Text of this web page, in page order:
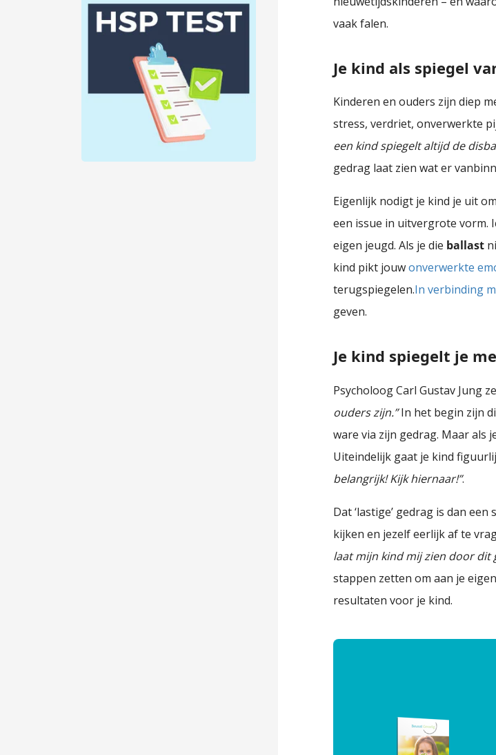
vaak falen.
Je kind als spiegel
Kinderen en ouders zijn diep
stress, verdriet, onverwerkte
een kind spiegelt altijd de
gedrag laat zien wat er
Eigenlijk nodigt je kind je uit
een issue in uitvergrote vorm.
eigen jeugd. Als je die ballast
kind pikt jouwonverwerkte
terugspiegelen.In verbinding
geven.
Je kind spiegelt je
Psycholoog Carl Gustav Jung
ouders zijn.”In het begin zijn
ware via zijn gedrag. Maar
Uiteindelijk gaat je kind
belangrijk! Kijk hiernaar!”.
Dat ‘lastige’ gedrag is dan
kijken en jezelf eerlijk af te
laat mijn kind mij zien door dit
stappen zetten om aan je
resultaten voor je kind.